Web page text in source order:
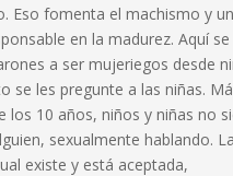
Eso fomenta el machismo y
en la madurez. Aquí se
a ser mujeriegos desde
se les pregunte a las niñas.
los 10 años, niños y niñas no
sexualmente hablando. La
existe y está aceptada,